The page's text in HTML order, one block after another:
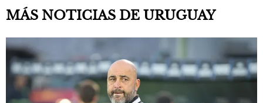
MÁS NOTICIAS DE URUGUAY